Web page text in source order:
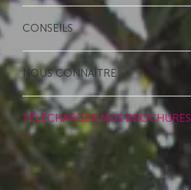
CONSEILS
NOUS CONNAÎTRE
TÉLÉCHARGER NOS BROCHURES